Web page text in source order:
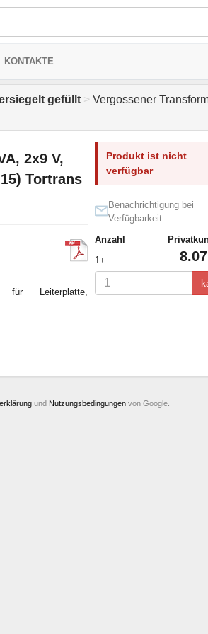
KONTAKTE
gefüllt > Vergossener
2x9 V,
Tortrans
für Leiterplatte,
Produkt ist nicht
verfügbar
Benachrichtigung bei
Verfügbarkeit
Anzahl
1+
und Nutzungsbedingungen von Google.